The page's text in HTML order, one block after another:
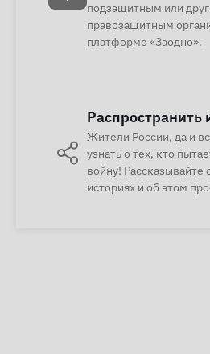
подзащитным или
правозащитным
платформе «Заодно».
Жители России, да и
узнать о тех, кто
войну! Рассказывайте
историях и об этом